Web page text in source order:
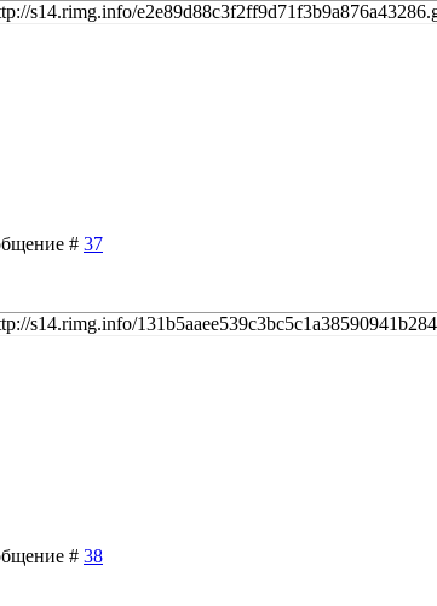
s14.rimg.info/
# 37
s14.rimg.info/
# 38